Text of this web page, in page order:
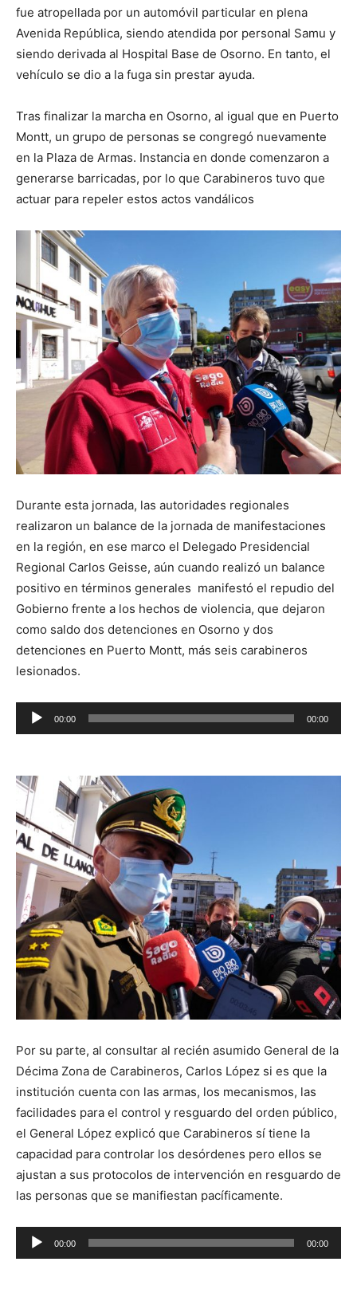
fue atropellada por un automóvil particular en plena
Avenida República, siendo atendida por personal Samu y
siendo derivada al Hospital Base de Osorno. En tanto, el
vehículo se dio a la fuga sin prestar ayuda.
Tras finalizar la marcha en Osorno, al igual que en Puerto
Montt, un grupo de personas se congregó nuevamente
en la Plaza de Armas. Instancia en donde comenzaron a
generarse barricadas, por lo que Carabineros tuvo que
actuar para repeler estos actos vandálicos
Durante esta jornada, las autoridades regionales
realizaron un balance de la jornada de manifestaciones
en la región, en ese marco el Delegado Presidencial
Regional Carlos Geisse, aún cuando realizó un balance
positivo en términos generales manifestó el repudio del
Gobierno frente a los hechos de violencia, que dejaron
como saldo dos detenciones en Osorno y dos
detenciones en Puerto Montt, más seis carabineros
lesionados.
Reproductor
de
00:00 00:00
Por su parte, al consultar al recién asumido General de la
Décima Zona de Carabineros, Carlos López si es que la
institución cuenta con las armas, los mecanismos, las
facilidades para el control y resguardo del orden público,
el General López explicó que Carabineros sí tiene la
capacidad para controlar los desórdenes pero ellos se
ajustan a sus protocolos de intervención en resguardo de
las personas que se manifiestan pacíficamente.
Reproductor
de
00:00 00:00